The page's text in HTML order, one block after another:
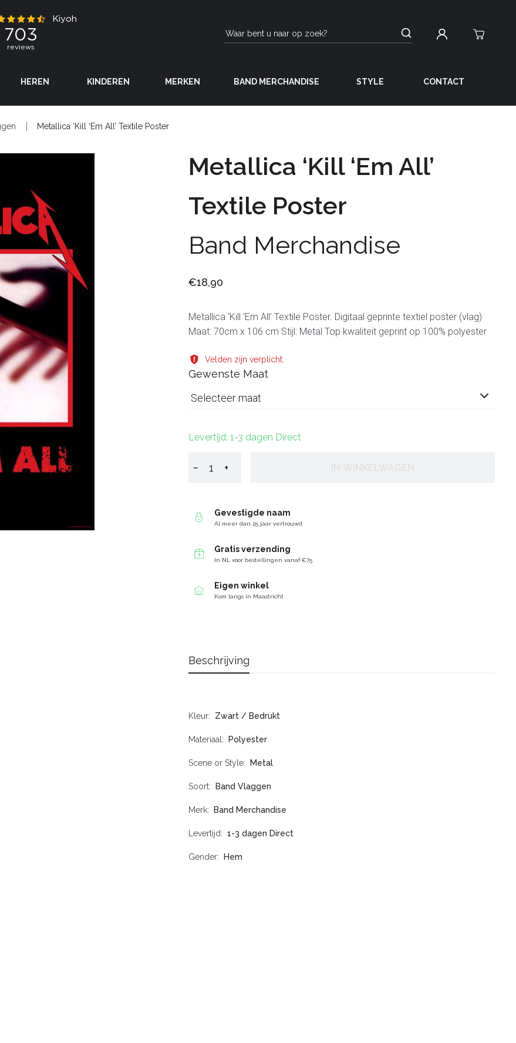
HEREN KINDEREN MERKEN BAND MERCHANDISE STYLE CONTACT
Metallica ‘Kill ‘Em All’ Textile Poster
Metallica ‘Kill ‘Em All’
Textile Poster
Band Merchandise
€18,90
Metallica ‘Kill ‘Em All’ Textile Poster. Digitaal geprinte textiel poster (vlag)
Maat: 70cm x 106 cm Stijl: Metal Top kwaliteit geprint op 100% polyester
Velden zijn verplicht.
Gewenste Maat
Selecteer maat
Levertijd: 1-3 dagen Direct
− +
Gevestigde naam
Al meer dan 25 jaar vertrouwd
Gratis verzending
In NL voor bestellingen vanaf €75
Eigen winkel
Kom langs in Maastricht
Beschrijving
Kleur Zwart / Bedrukt
Materiaal Polyester
Scene or Style Metal
Soort Band Vlaggen
Merk Band Merchandise
Levertijd 1-3 dagen Direct
Gender Hem